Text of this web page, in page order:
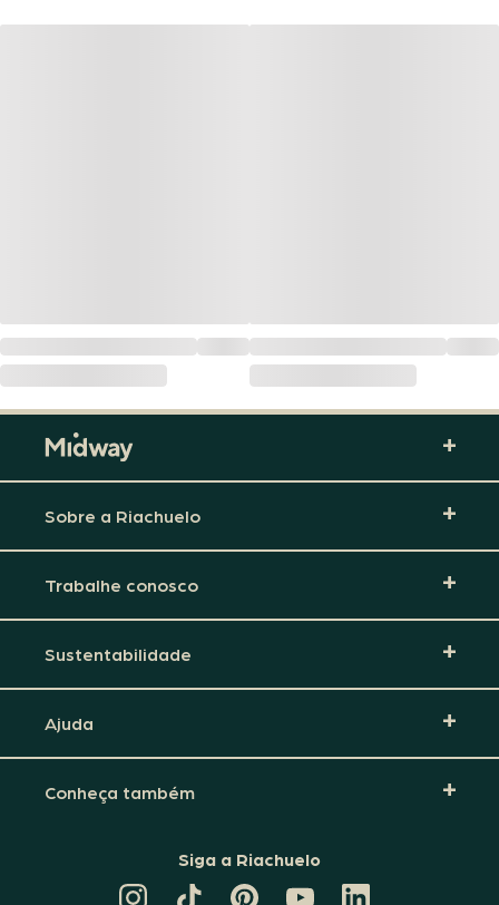
Sobre a Riachuelo
Trabalhe conosco
Sustentabilidade
Ajuda
Conheça também
Siga a Riachuelo
CANAL